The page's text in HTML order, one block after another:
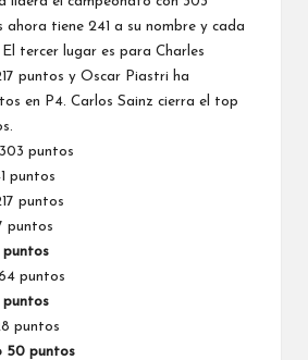
tiene 241 a su nombre y cada
tercer lugar es para Charles
puntos y Oscar Piastri ha
en P4. Carlos Sainz cierra el top
puntos
puntos
puntos
puntos
puntos
puntos
puntos
puntos
50 puntos